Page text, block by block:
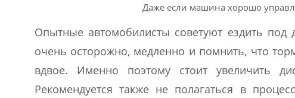
Даже если машина хорошо
Опытные автомобилисты советуют ездить
очень осторожно, медленно и помнить, что
вдвое. Именно поэтому стоит увеличить
Рекомендуется также не полагаться в